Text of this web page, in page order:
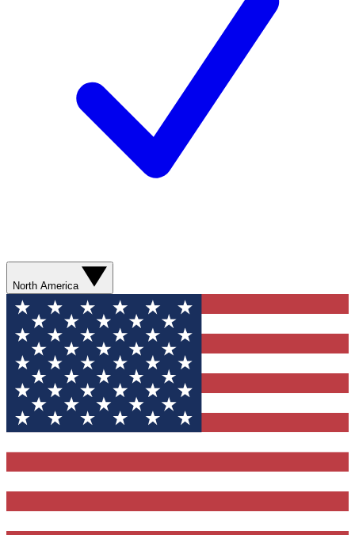
North America